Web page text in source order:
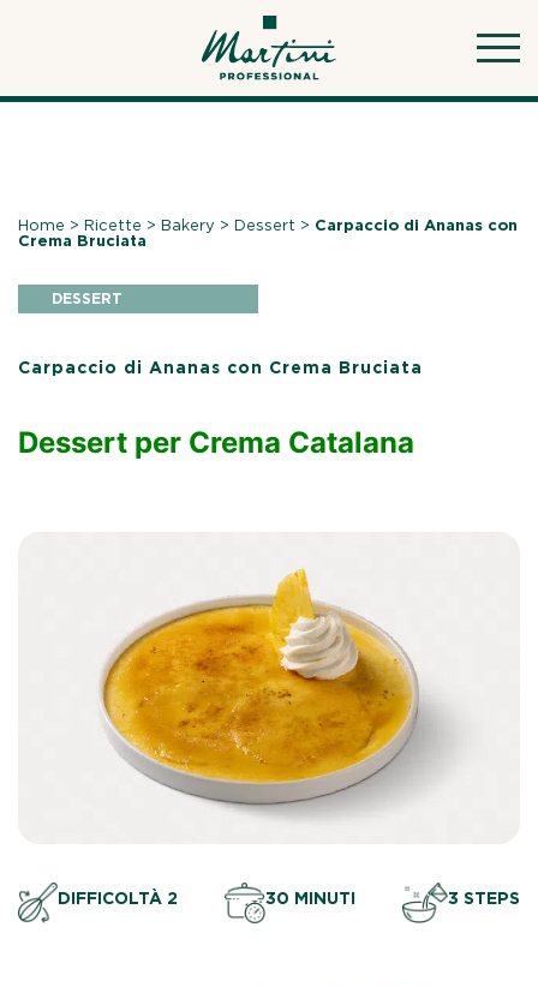
Home >Ricette >Bakery >Dessert > Carpaccio di Ananas con
Crema Bruciata
DESSERT
Carpaccio di Ananas con Crema Bruciata
Dessert per Crema Catalana
DIFFICOLTÀ 2 30 MINUTI 3 STEPS